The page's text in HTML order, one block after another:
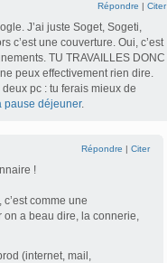
Répondre | Citer
J’ai juste Soget, Sogeti,
c’est une couverture. Oui, c’est
TU TRAVAILLES DONC
peux effectivement rien dire.
pc : tu ferais mieux de
pause déjeuner.
Répondre | Citer
!
comme une
on a beau dire, la connerie,
(internet, mail,